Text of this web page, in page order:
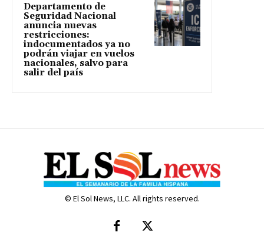
Departamento de
Seguridad Nacional
anuncia nuevas
restricciones:
indocumentados ya no
podrán viajar en vuelos
nacionales, salvo para
salir del país
© El Sol News, LLC. All rights reserved.